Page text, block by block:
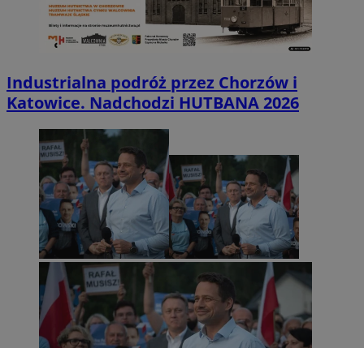
Industrialna podróż przez Chorzów i
Katowice. Nadchodzi HUTBANA 2026